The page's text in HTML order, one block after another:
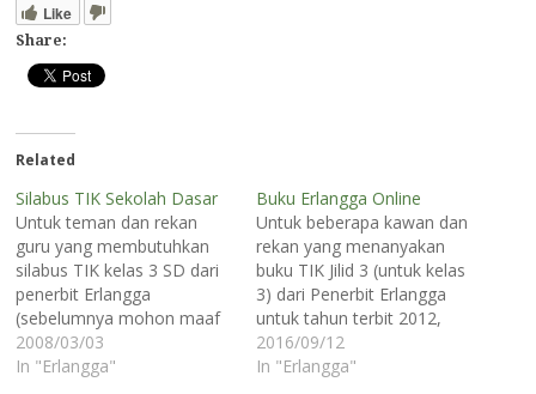
Like
Share:
Related
Silabus TIK Sekolah Dasar
Untuk teman dan rekan
guru yang membutuhkan
silabus TIK kelas 3 SD dari
penerbit Erlangga
(sebelumnya mohon maaf
atas keterlambatan
pembuatan silabus ini)
2008/03/03
In "Erlangga"
Buku Erlangga Online
Untuk beberapa kawan dan
rekan yang menanyakan
buku TIK Jilid 3 (untuk kelas
3) dari Penerbit Erlangga
untuk tahun terbit 2012,
Anda dapat membeli secara
online jika stok di toko buku
2016/09/12
In "Erlangga"